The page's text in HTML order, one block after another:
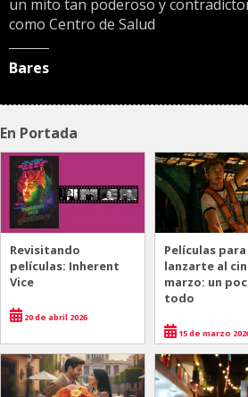
un mito tan poderoso y
como Centro de Salud
Bares
En Portada
Revisitando
películas: Inherent
Vice
20 de abril 2026
Películas para
lanzarte al
marzo: un
todo
15 de marzo